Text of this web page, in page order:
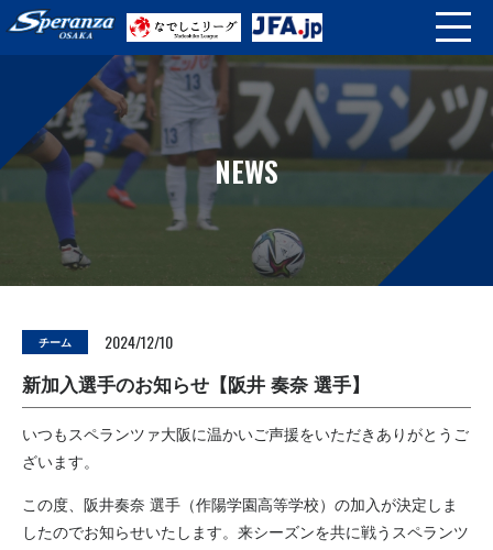
NEWS
チーム 2024/12/10
新加入選手のお知らせ【阪井 奏奈 選手】
いつもスペランツァ大阪に温かいご声援をいただきありがとうご
ざいます。
この度、阪井奏奈 選手（作陽学園高等学校）の加入が決定しま
したのでお知らせいたします。来シーズンを共に戦うスペランツ